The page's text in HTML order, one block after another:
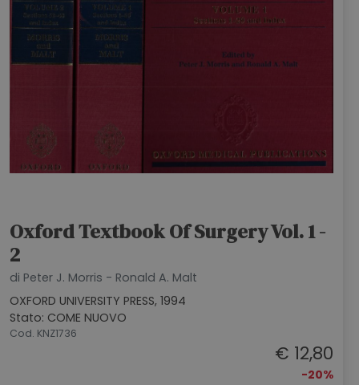
Oxford Textbook Of Surgery Vol. 1 -
2
di Peter J. Morris - Ronald A. Malt
OXFORD UNIVERSITY PRESS, 1994
Stato: COME NUOVO
Cod. KNZ1736
€ 12,80
-20%